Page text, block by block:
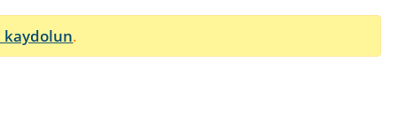
kaydolun.